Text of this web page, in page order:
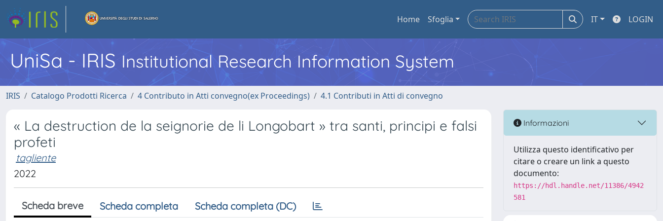
Home Sfoglia IT LOGIN
UniSa - IRIS Institutional Research Information System
IRIS Catalogo Prodotti Ricerca 4 Contributo in Atti convegno(ex Proceedings) 4.1 Contributi in Atti di convegno
« La destruction de la seignorie de li Longobart » tra santi, principi e falsi
profeti
tagliente
2022
Scheda breve Scheda completa Scheda completa (DC)
Informazioni
Utilizza questo identificativo per
citare o creare un link a questo
documento:
https://hdl.handle.net/11386/4942
581